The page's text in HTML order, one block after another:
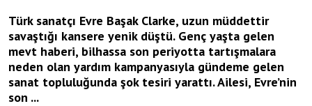
Türk sanatçı Evre Başak Clarke, uzun müddettir
savaştığı kansere yenik düştü. Genç yaşta gelen
mevt haberi, bilhassa son periyotta tartışmalara
neden olan yardım kampanyasıyla gündeme gelen
sanat topluluğunda şok tesiri yarattı. Ailesi, Evre’nin
son ...